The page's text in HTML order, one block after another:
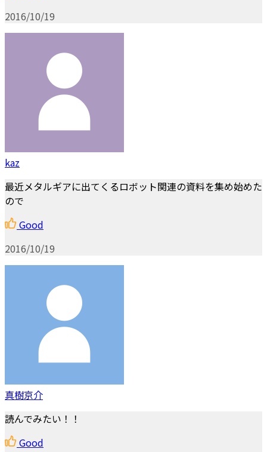
2016/10/19
kaz
最近メタルギアに出てくるロボット関連の資料を集め始めた
ので
Good
2016/10/19
真樹京介
読んでみたい！！
Good